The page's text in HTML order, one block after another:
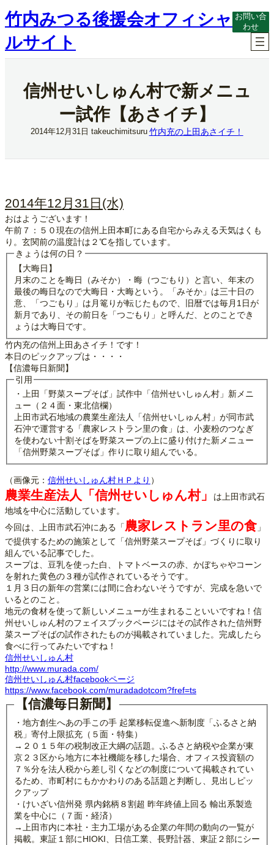
内
容
ス
キ
竹内みつる後援会オフィシャ
ルサイト
お問い合
わせ
信州せいしゅん村で新メニュ
ー試作【あさイチ】
2014年12月31日 takeuchimitsuru 竹内充の上田あさイチ！
2014年12月31日(水)
おはようございます！
午前７：５０現在の信州上田本町にある自宅からみえる天気はくも
り。玄関前の温度計は２℃を指しています。
きょうは何の日？
【大晦日】
月末のことを晦日（みそか）・晦（つごもり）と言い、年末の
最後の晦日なので大晦日・大晦という。「みそか」は三十日の
意、「つごもり」は月篭りが転じたもので、旧暦では毎月1日が
新月であり、その前日を「つごもり」と呼んだ、とのことでき
ょうは大晦日です。
竹内充の信州上田あさイチ！です！
本日のピックアップは・・・・
【信濃毎日新聞】
引用
・上田「野菜スープそば」試作中「信州せいしゅん村」新メニ
ュー（２４面・東北信欄）
上田市武石地域の農業生産法人「信州せいしゅん村」が同市武
石沖で運営する「農家レストラン里の食」は、小麦粉のつなぎ
を使わない十割そばを野菜スープの上に盛り付けた新メニュー
「信州野菜スープそば」作りに取り組んでいる。
（画像元： 信州せいしゅん村ＨＰより ）
農業生産法人「信州せいしゅん村」
は上田市武石
地域を中心に活動しています。
今回は、上田市武石沖にある「農家レストラン里の食 」
で提供するための施策として「信州野菜スープそば」づくりに取り
組んでいる記事でした。
スープは、豆乳を使った白、トマトベースの赤、かぼちゃやコーン
を射れた黄色の３種が試作されているそうです。
１月３日の新年の営業には間に合わないそうですが、完成を急いで
いるとのこと。
地元の食材を使って新しいメニューが生まれることいいですね！信
州せいしゅん村のフェイスブックページにはその試作された信州野
菜スープそばの試作されたものが掲載されていました。完成したら
食べに行ってみたいですね！
信州せいしゅん村
http://www.murada.com/
信州せいしゅん村facebookページ
https://www.facebook.com/muradadotcom?fref=ts
【信濃毎日新聞】
・地方創生へあの手この手 起業移転促進へ新制度「ふるさと納
税」寄付上限拡充（５面・特集）
→２０１５年の税制改正大綱の話題。ふるさと納税や企業が東
京２３区から地方に本社機能を移した場合、オフィス投資額の
７％分を法人税から差し引くなどの制度について掲載されてい
るため、市町村にもかかわりのある話題と判断し、見出しピッ
クアップ
・けいざい信州発 県内銘柄８割超 昨年終値上回る 輸出系製造
業を中心に（７面・経済）
→上田市内に本社・主力工場がある企業の年間の動向の一覧が
掲載。東証１部にHIOKI、日信工業、長野計器、東証２部にシー